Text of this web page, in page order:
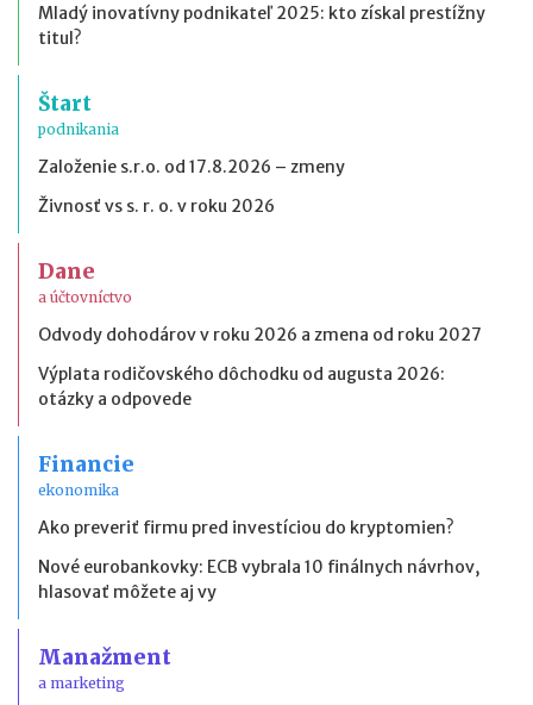
Mladý inovatívny podnikateľ 2025: kto získal prestížny
titul?
Štart
podnikania
Založenie s.r.o. od 17.8.2026 – zmeny
Živnosť vs s. r. o. v roku 2026
Dane
a účtovníctvo
Odvody dohodárov v roku 2026 a zmena od roku 2027
Výplata rodičovského dôchodku od augusta 2026:
otázky a odpovede
Financie
ekonomika
Ako preveriť firmu pred investíciou do kryptomien?
Nové eurobankovky: ECB vybrala 10 finálnych návrhov,
hlasovať môžete aj vy
Manažment
a marketing